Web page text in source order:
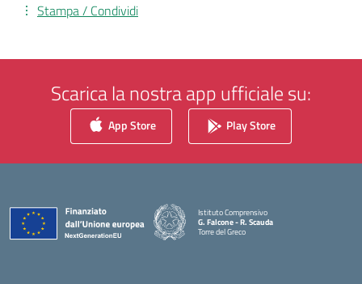
Stampa / Condividi
Scarica la nostra app ufficiale su:
App Store Play Store
Istituto Comprensivo
G. Falcone - R. Scauda
Torre del Greco